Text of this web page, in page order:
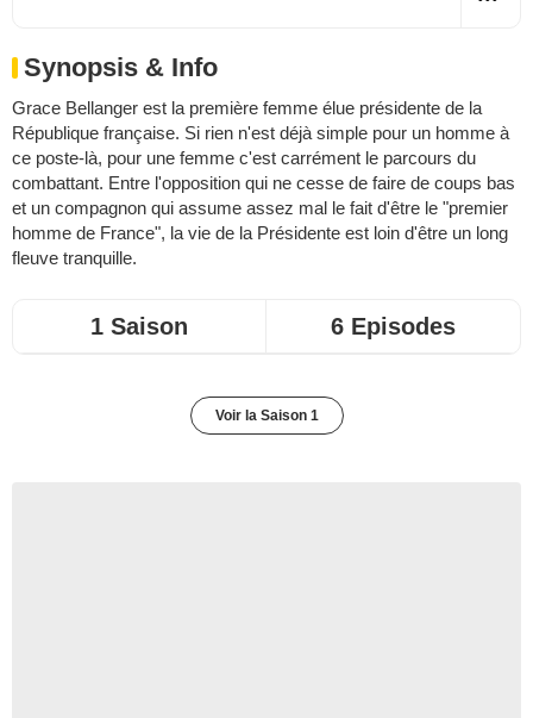
Synopsis & Info
Grace Bellanger est la première femme élue présidente de la
République française. Si rien n'est déjà simple pour un homme à
ce poste-là, pour une femme c'est carrément le parcours du
combattant. Entre l'opposition qui ne cesse de faire de coups bas
et un compagnon qui assume assez mal le fait d'être le "premier
homme de France", la vie de la Présidente est loin d'être un long
fleuve tranquille.
1 Saison 6 Episodes
Voir la Saison 1